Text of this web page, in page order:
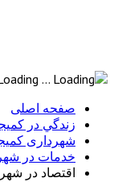
Loading ...
اصلی
در كميجان
کمیجان
در شهر
در شهر